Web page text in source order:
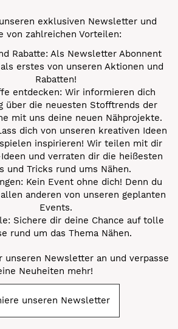
exklusiven Newsletter und
von zahlreichen Vorteilen:
Rabatte: Als Newsletter Abonnent
erstes von unseren Aktionen und
Rabatten!
entdecken: Wir informieren dich
über die neuesten Stofftrends der
mit uns deine neuen Nähprojekte.
dich von unseren kreativen Ideen
inspirieren! Wir teilen mit dir
und verraten dir die heißesten
und Tricks rund ums Nähen.
Kein Event ohne dich! Denn du
anderen von unseren geplanten
Events.
Sichere dir deine Chance auf tolle
rund um das Thema Nähen.
Newsletter an und verpasse
Neuheiten mehr!
unseren Newsletter